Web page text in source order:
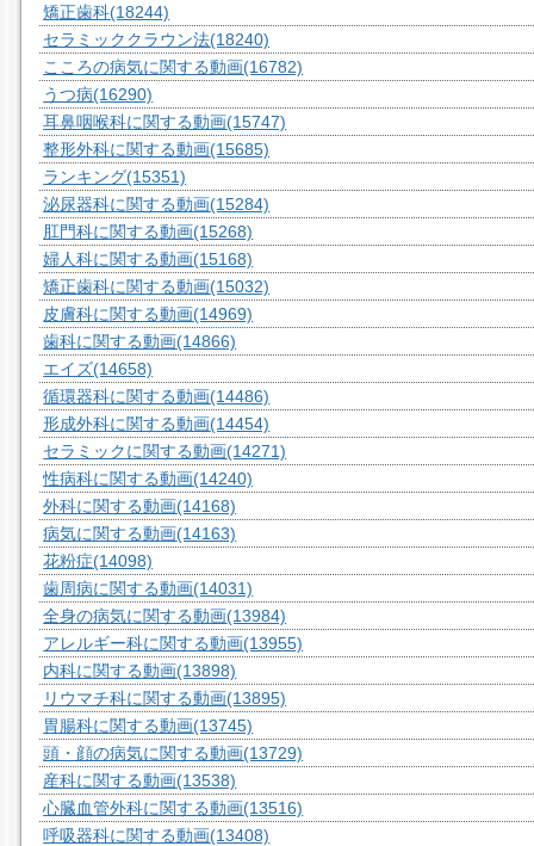
矯正歯科(18244)
セラミッククラウン法(18240)
こころの病気に関する動画(16782)
うつ病(16290)
耳鼻咽喉科に関する動画(15747)
整形外科に関する動画(15685)
ランキング(15351)
泌尿器科に関する動画(15284)
肛門科に関する動画(15268)
婦人科に関する動画(15168)
矯正歯科に関する動画(15032)
皮膚科に関する動画(14969)
歯科に関する動画(14866)
エイズ(14658)
循環器科に関する動画(14486)
形成外科に関する動画(14454)
セラミックに関する動画(14271)
性病科に関する動画(14240)
外科に関する動画(14168)
病気に関する動画(14163)
花粉症(14098)
歯周病に関する動画(14031)
全身の病気に関する動画(13984)
アレルギー科に関する動画(13955)
内科に関する動画(13898)
リウマチ科に関する動画(13895)
胃腸科に関する動画(13745)
頭・顔の病気に関する動画(13729)
産科に関する動画(13538)
心臓血管外科に関する動画(13516)
呼吸器科に関する動画(13408)